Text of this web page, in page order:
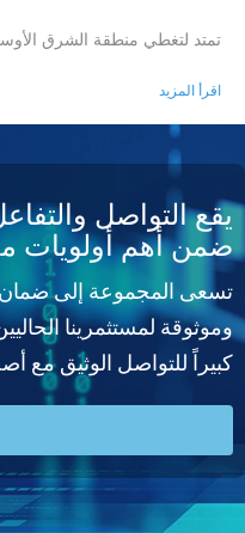
تمتد لتغطي منطقة الشرق
اقرأ المزيد
يقع التواصل
ضمن أهم أولويات
تسعى المجموعة إلى
وموثوقة لمستثمرينا
كبيراً للتواصل الوثيق مع